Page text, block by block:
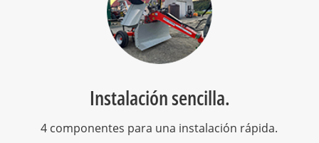
Instalación sencilla.
4 componentes para una instalación rápida.